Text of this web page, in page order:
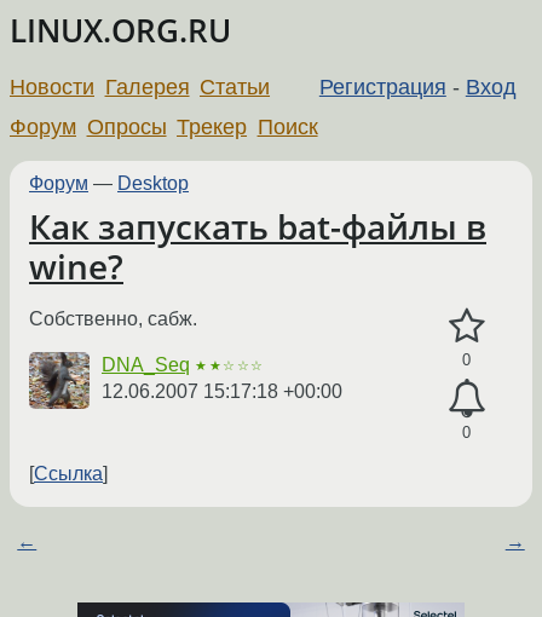
LINUX.ORG.RU
Регистрация - Вход
Новости Галерея Статьи
Форум Опросы Трекер Поиск
Форум — Desktop
Как запускать bat-файлы в
wine?
0
0
Собственно, сабж.
DNA_Seq ★★☆☆☆
12.06.2007 15:17:18 +00:00
Ссылка
← →